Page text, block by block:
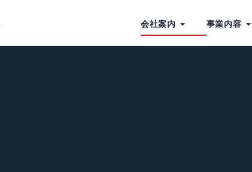
会社案内 事業内容